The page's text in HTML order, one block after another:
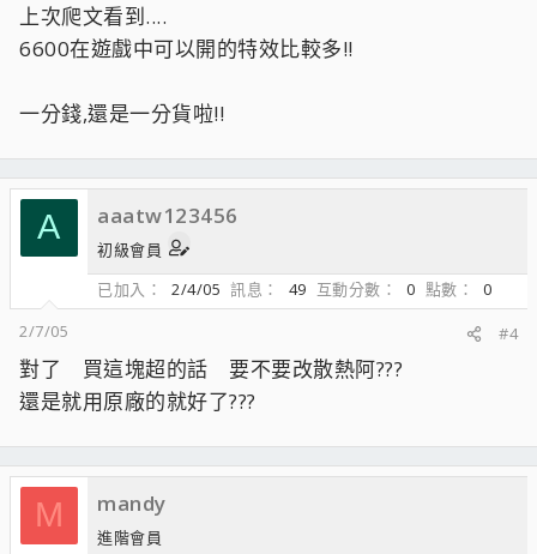
上次爬文看到....
6600在遊戲中可以開的特效比較多!!
一分錢,還是一分貨啦!!
A aaatw123456
初級會員
已加入
2/4/05 訊息 49 互動分數 0 點數
0
2/7/05
#4
對了 買這塊超的話 要不要改散熱阿???
還是就用原廠的就好了???
M mandy
進階會員